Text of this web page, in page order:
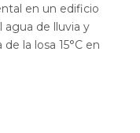
en un edificio
agua de lluvia y
la losa 15°C en